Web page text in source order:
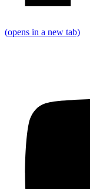
(opens in a new tab)